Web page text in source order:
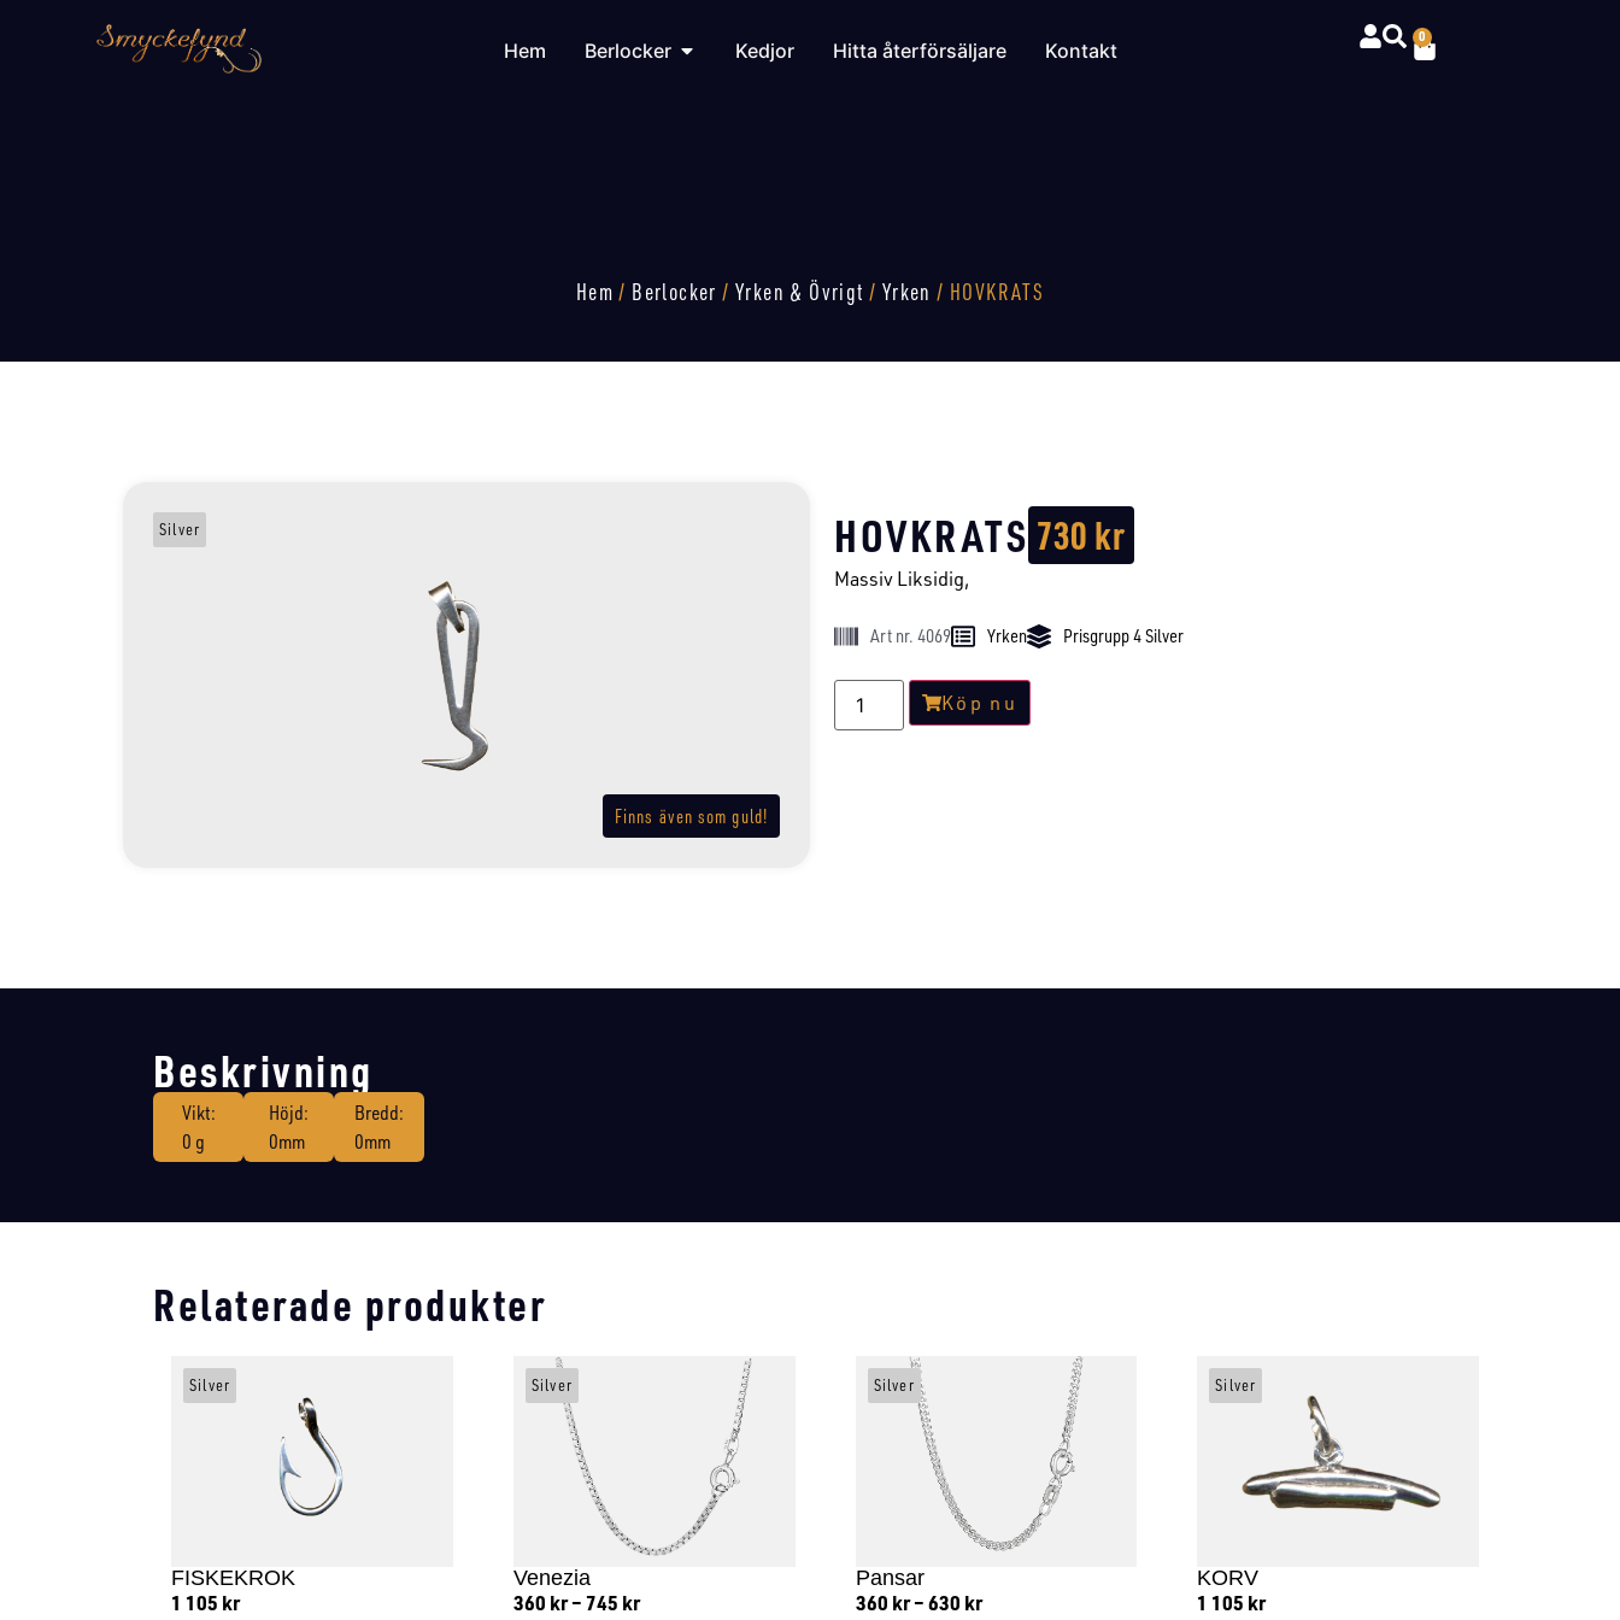
Hem Berlocker Kedjor Hitta återförsäljare Kontakt
0
Hem / Berlocker / Yrken & Övrigt / Yrken / HOVKRATS
Finns även som guld!
Silver HOVKRATS 730kr
Massiv Liksidig,
Art nr. 4069 Yrken Prisgrupp 4 Silver
Köp nu
Beskrivning
Vikt:
0 g
Höjd:
0mm
Bredd:
0mm
Relaterade produkter
FISKEKROK
1 105 kr
Silver
Venezia
360 kr –745 kr
Silver
Pansar
360 kr –630 kr
Silver
KORV
1 105 kr
Silver